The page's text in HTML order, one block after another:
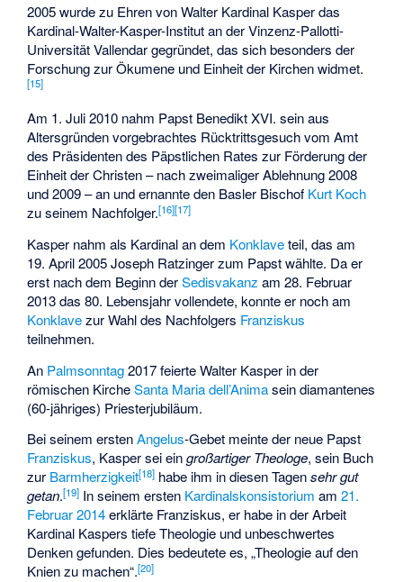
2005 wurde zu Ehren von Walter Kardinal Kasper das
Kardinal-Walter-Kasper-Institut an der Vinzenz-Pallotti-
Universität Vallendar gegründet, das sich besonders der
Forschung zur Ökumene und Einheit der Kirchen widmet.
[15]
Am 1. Juli 2010 nahm Papst Benedikt XVI. sein aus
Altersgründen vorgebrachtes Rücktrittsgesuch vom Amt
des Präsidenten des Päpstlichen Rates zur Förderung der
Einheit der Christen – nach zweimaliger Ablehnung 2008
und 2009 – an und ernannte den Basler Bischof Kurt Koch
zu seinem Nachfolger.[16][17]
Kasper nahm als Kardinal an dem Konklaveteil, das am
19. April 2005 Joseph Ratzinger zum Papst wählte. Da er
erst nach dem Beginn derSedisvakanz am 28. Februar
2013 das 80. Lebensjahr vollendete, konnte er noch am
Konklavezur Wahl des Nachfolgers Franziskus
teilnehmen.
An Palmsonntag2017 feierte Walter Kasper in der
römischen KircheSanta Maria dell’Animasein diamantenes
(60-jähriges) Priesterjubiläum.
Bei seinem erstenAngelus-Gebet meinte der neue Papst
Franziskus, Kasper sei eingroßartiger Theologe, sein Buch
zur Barmherzigkeit[18] habe ihm in diesen Tagensehr gut
getan.[19] In seinem ersten Kardinalskonsistorium am21.
Februar 2014erklärte Franziskus, er habe in der Arbeit
Kardinal Kaspers tiefe Theologie und unbeschwertes
Denken gefunden. Dies bedeutete es, „Theologie auf den
Knien zu machen“.[20]